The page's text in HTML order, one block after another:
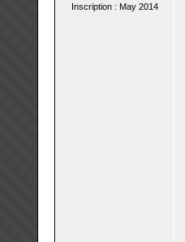
Inscription : May 2014